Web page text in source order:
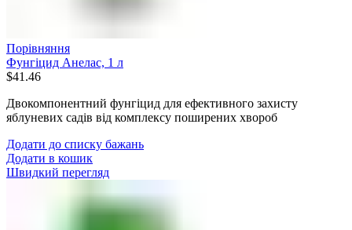
Порівняння
Фунгіцид Анелас, 1 л
$41.46
Двокомпонентний фунгіцид для ефективного захисту
яблуневих садів від комплексу поширених хвороб
Додати до списку бажань
Додати в кошик
Швидкий перегляд